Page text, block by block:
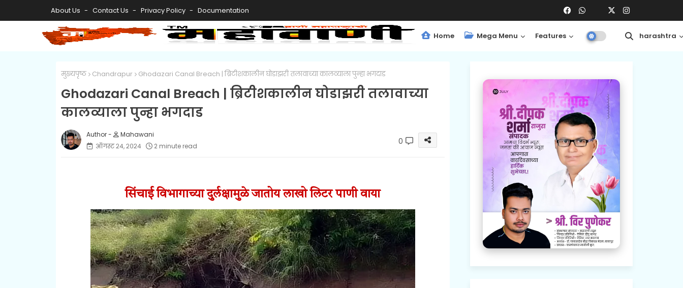
About Us Contact Us Privacy Policy Documentation
Home Mega Menu Features Central Maharashtra
मुख्यपृष्ठ Chandrapur Ghodazari Canal Breach | ब्रिटीशकालीन घोडाझरी तलावाच्या कालव्याला पुन्हा भगदाड
Ghodazari Canal Breach | ब्रिटीशकालीन घोडाझरी तलावाच्या
कालव्याला पुन्हा भगदाड
Mahawani
ऑगस्ट २४, २०२४
2 minute read 0
सिंचाई विभागाच्या दुर्लक्षामुळे जातोय लाखो लिटर पाणी वाया